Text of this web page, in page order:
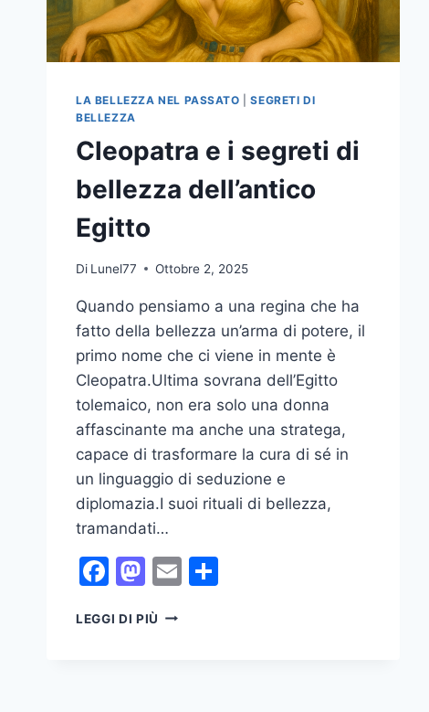
LA BELLEZZA NEL PASSATO |SEGRETI DI
BELLEZZA
Cleopatra e i segreti di
bellezza dell’antico
Egitto
Di Lunel77 Ottobre 2, 2025
Quando pensiamo a una regina che ha
fatto della bellezza un’arma di potere, il
primo nome che ci viene in mente è
Cleopatra.Ultima sovrana dell’Egitto
tolemaico, non era solo una donna
affascinante ma anche una stratega,
capace di trasformare la cura di sé in
un linguaggio di seduzione e
diplomazia.I suoi rituali di bellezza,
tramandati…
Facebook
Mastodon
Email
LEGGI DI PIÙ CLEOPATRA